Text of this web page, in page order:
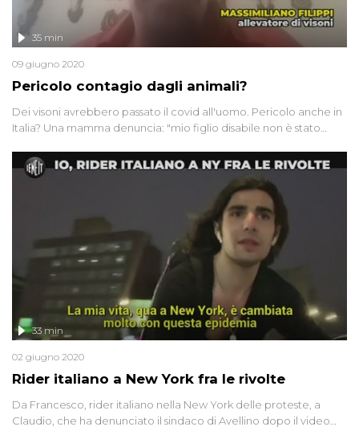
Pericolo contagio dagli animali?
35 min
09 giugno 2020
Dei visoni avrebbero passato il covid all'uomo. Pericolo anche in
Italia? Una mamma denuncia: "mio figlio disabile non è stato
torniamo a parlare di rider, in Italia e tra le corse clandestine di
New York
Rider italiano a New York fra le rivolte
33 min
02 giugno 2020
Da Francesco, rider italiano nella New York delle proteste, a
Claudio, che ha denunciato il sindaco di Avellino dopo il video